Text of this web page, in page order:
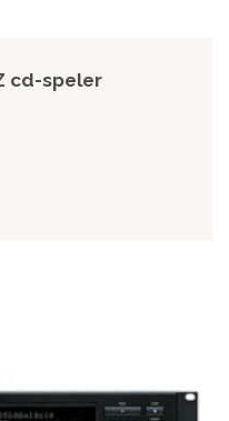
cd-speler